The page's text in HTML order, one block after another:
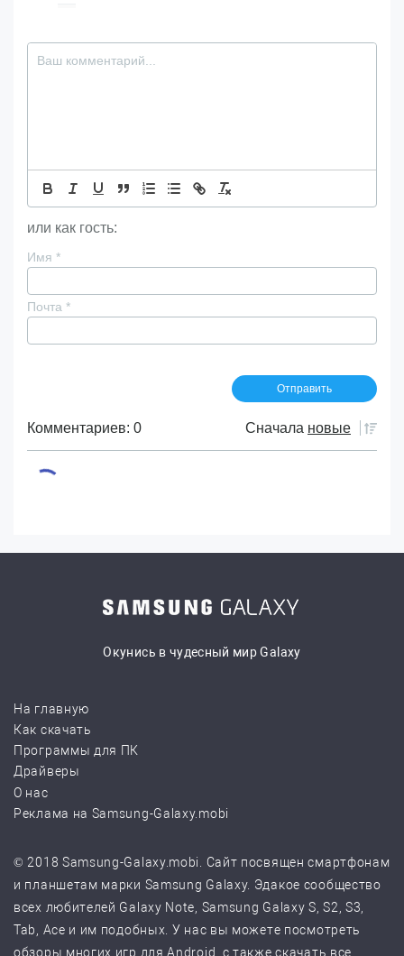
или как гость:
Имя *
Почта *
Комментариев: 0 Сначала новые
Окунись в чудесный мир Galaxy
На главную
Как скачать
Программы для ПК
Драйверы
О нас
Реклама на Samsung-Galaxy.mobi
© 2018 Samsung-Galaxy.mobi. Сайт посвящен смартфонам
и планшетам марки Samsung Galaxy. Эдакое сообщество
всех любителей Galaxy Note, Samsung Galaxy S, S2, S3,
Tab, Ace и им подобных. У нас вы можете посмотреть
обзоры многих игр для Android, с также скачать все